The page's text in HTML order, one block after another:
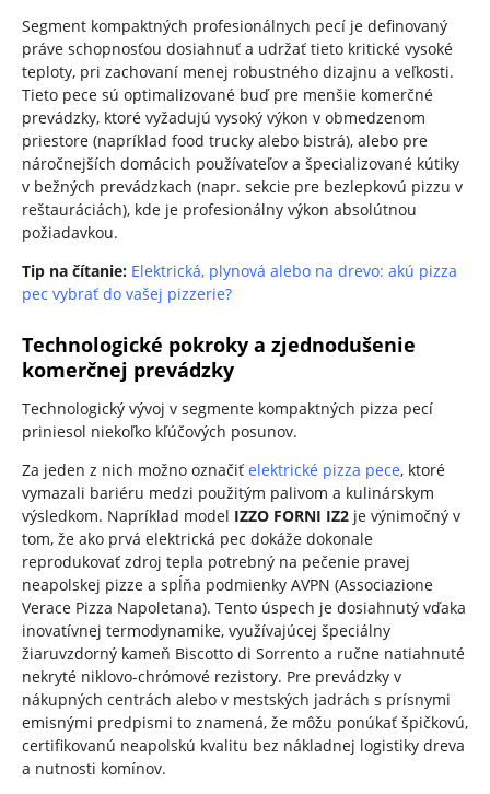
Segment kompaktných profesionálnych pecí je definovaný
práve schopnosťou dosiahnuť a udržať tieto kritické vysoké
teploty, pri zachovaní menej robustného dizajnu a veľkosti.
Tieto pece sú optimalizované buď pre menšie komerčné
prevádzky, ktoré vyžadujú vysoký výkon v obmedzenom
priestore (napríklad food trucky alebo bistrá), alebo pre
náročnejších domácich používateľov a špecializované kútiky
v bežných prevádzkach (napr. sekcie pre bezlepkovú pizzu v
reštauráciách), kde je profesionálny výkon absolútnou
požiadavkou.
Tip na čítanie: Elektrická, plynová alebo na drevo: akú pizza
pec vybrať do vašej pizzerie?
Technologické pokroky a zjednodušenie
komerčnej prevádzky
Technologický vývoj v segmente kompaktných pizza pecí
priniesol niekoľko kľúčových posunov.
Za jeden z nich možno označiť elektrické pizza pece, ktoré
vymazali bariéru medzi použitým palivom a kulinárskym
výsledkom. Napríklad model IZZO FORNI IZ2je výnimočný v
tom, že ako prvá elektrická pec dokáže dokonale
reprodukovať zdroj tepla potrebný na pečenie pravej
neapolskej pizze a spĺňa podmienky AVPN (Associazione
Verace Pizza Napoletana). Tento úspech je dosiahnutý vďaka
inovatívnej termodynamike, využívajúcej špeciálny
žiaruvzdorný kameň Biscotto di Sorrento a ručne natiahnuté
nekryté niklovo-chrómové rezistory. Pre prevádzky v
nákupných centrách alebo v mestských jadrách s prísnymi
emisnými predpismi to znamená, že môžu ponúkať špičkovú,
certifikovanú neapolskú kvalitu bez nákladnej logistiky dreva
a nutnosti komínov.